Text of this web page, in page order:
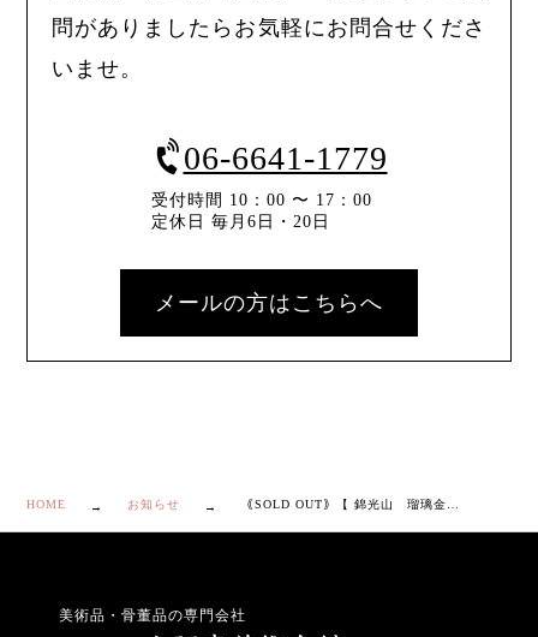
問がありましたらお気軽にお問合せくださ
いませ。
06-6641-1779
受付時間 10：00 〜 17：00
定休日 毎月6日・20日
メールの方はこちらへ
HOME お知らせ
美術品・骨董品の専門会社